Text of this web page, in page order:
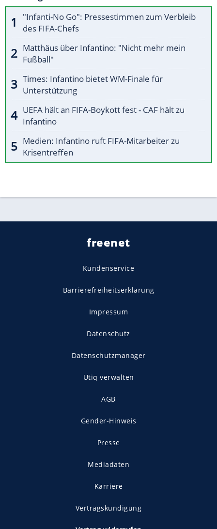
"Infanti-No Go": Pressestimmen zum Verbleib
des FIFA-Chefs
Matthäus über Infantino: "Nicht mehr mein
Fußball"
Times: Infantino bietet WM-Finale für
Unterstützung
UEFA hält an FIFA-Boykott fest - CAF hält zu
Infantino
Medien: Infantino ruft FIFA-Mitarbeiter zu
Krisentreffen
freenet
Kundenservice
Barrierefreiheitserklärung
Impressum
Datenschutz
Datenschutzmanager
Utiq verwalten
AGB
Gender-Hinweis
Presse
Mediadaten
Karriere
Vertragskündigung